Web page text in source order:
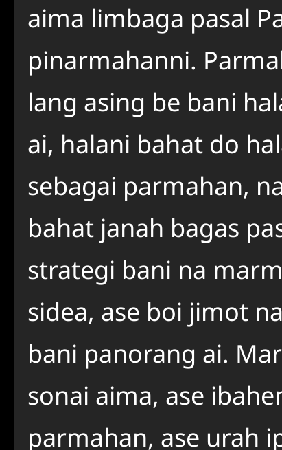
aima limbaga pasal
pinarmahanni.
lang asing be bani
ai, halani bahat do
sebagai parmahan,
bahat janah bagas
strategi bani na
sidea, ase boi jimot
bani panorang ai.
sonai aima, ase
parmahan, ase urah